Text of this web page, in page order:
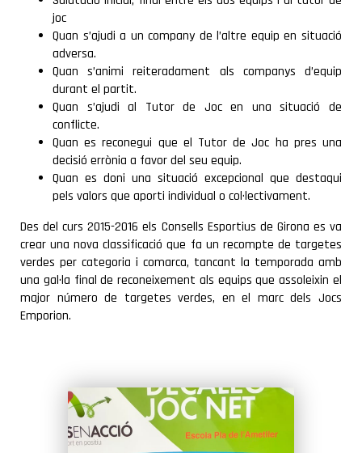
joc
Quan s’ajudi a un company de l’altre equip en situació
adversa.
Quan s’animi reiteradament als companys d’equip
durant el partit.
Quan s’ajudi al Tutor de Joc en una situació de
conflicte.
Quan es reconegui que el Tutor de Joc ha pres una
decisió errònia a favor del seu equip.
Quan es doni una situació excepcional que destaqui
pels valors que aporti individual o col·lectivament.
Des del curs 2015-2016 els Consells Esportius de Girona es va
crear una nova classificació que fa un recompte de targetes
verdes per categoria i comarca, tancant la temporada amb
una gal·la final de reconeixement als equips que assoleixin el
major número de targetes verdes, en el marc dels Jocs
Emporion.